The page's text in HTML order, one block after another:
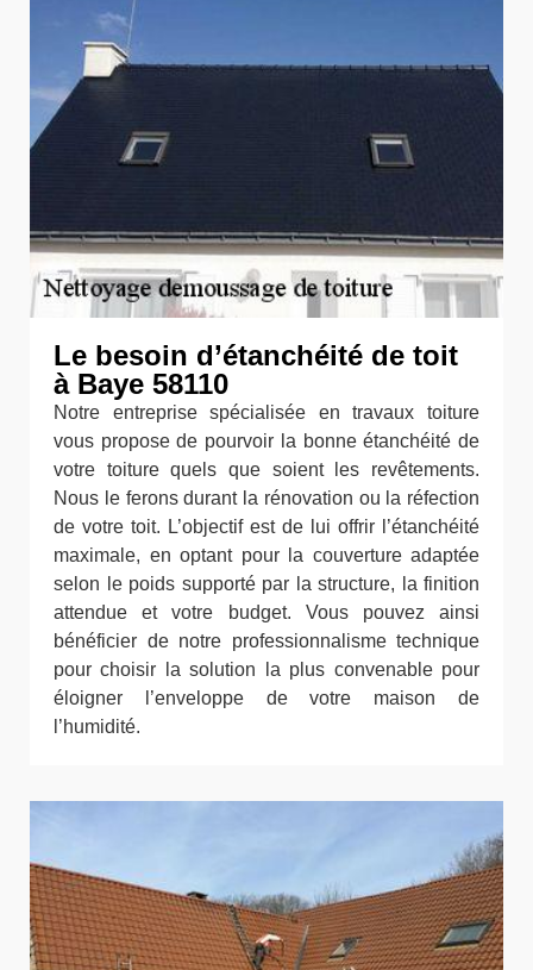
Le besoin d’étanchéité de toit
à Baye 58110
Notre entreprise spécialisée en travaux toiture
vous propose de pourvoir la bonne étanchéité de
votre toiture quels que soient les revêtements.
Nous le ferons durant la rénovation ou la réfection
de votre toit. L’objectif est de lui offrir l’étanchéité
maximale, en optant pour la couverture adaptée
selon le poids supporté par la structure, la finition
attendue et votre budget. Vous pouvez ainsi
bénéficier de notre professionnalisme technique
pour choisir la solution la plus convenable pour
éloigner l’enveloppe de votre maison de
l’humidité.